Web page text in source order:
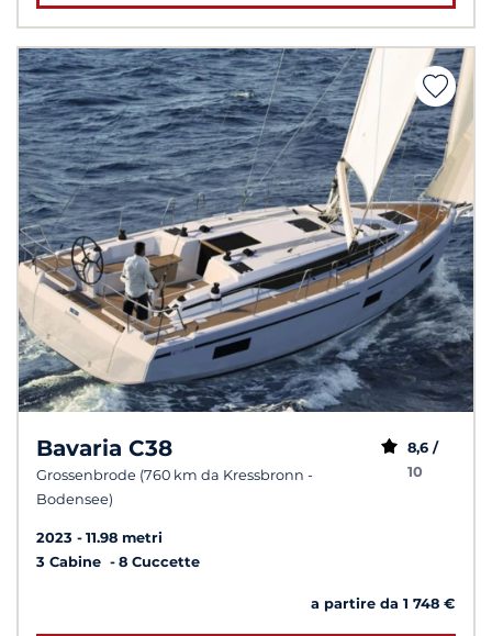
Bavaria C38
Grossenbrode (760 km da Kressbronn -
Bodensee)
8,6 /
10
2023
11.98 metri
3 Cabine
8 Cuccette
a partire da 1 748 €